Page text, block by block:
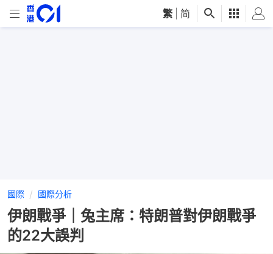
繁 简
國際 國際分析
伊朗戰爭｜兔主席：特朗普對伊朗戰爭
的22大誤判